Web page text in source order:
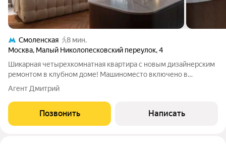
Смоленская
8 мин.
Москва, Малый Николопесковский переулок,4
Шикарная четырехкомнатная квартира с новым дизайнерским
ремонтом в клубном доме! Машиноместо включено в
стоимость! Квартира общей площадью 150 кв. метра с
функциональной планировкой: В квартире большая кухня-
гостиная 60 м2 с дорогой кухней из шпона и
Агент Дмитрий
Позвонить Написать